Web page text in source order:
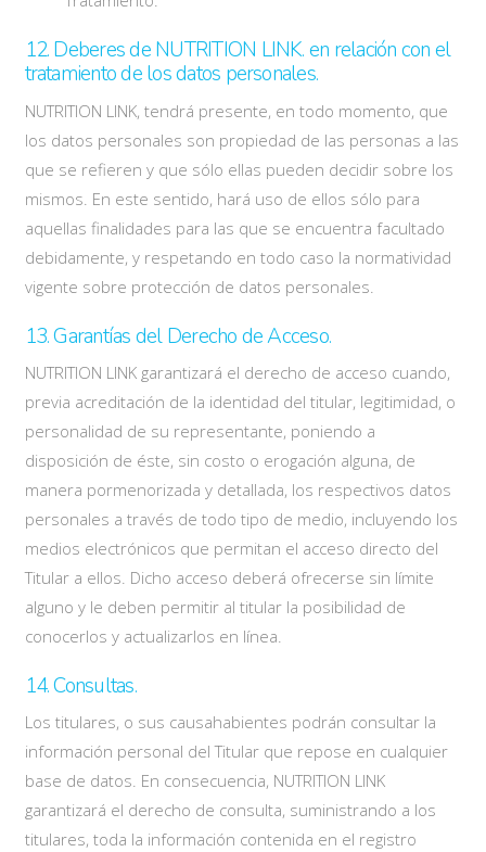
12. Deberes de NUTRITION LINK. en relación con el
tratamiento de los datos personales.
NUTRITION LINK, tendrá presente, en todo momento, que
los datos personales son propiedad de las personas a las
que se refieren y que sólo ellas pueden decidir sobre los
mismos. En este sentido, hará uso de ellos sólo para
aquellas finalidades para las que se encuentra facultado
debidamente, y respetando en todo caso la normatividad
vigente sobre protección de datos personales.
13. Garantías del Derecho de Acceso.
NUTRITION LINK garantizará el derecho de acceso cuando,
previa acreditación de la identidad del titular, legitimidad, o
personalidad de su representante, poniendo a
disposición de éste, sin costo o erogación alguna, de
manera pormenorizada y detallada, los respectivos datos
personales a través de todo tipo de medio, incluyendo los
medios electrónicos que permitan el acceso directo del
Titular a ellos. Dicho acceso deberá ofrecerse sin límite
alguno y le deben permitir al titular la posibilidad de
conocerlos y actualizarlos en línea.
14. Consultas.
Los titulares, o sus causahabientes podrán consultar la
información personal del Titular que repose en cualquier
base de datos. En consecuencia, NUTRITION LINK
garantizará el derecho de consulta, suministrando a los
titulares, toda la información contenida en el registro